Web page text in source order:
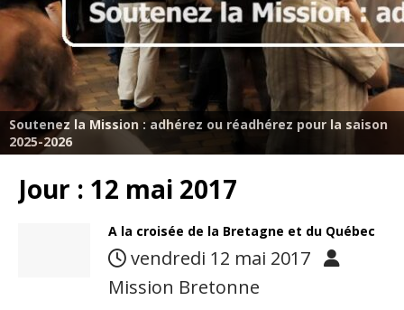
Soutenez la Mission : adhérez ou réadhérez pour la saison
2025-2026
Jour : 12 mai 2017
A la croisée de la Bretagne et du Québec
vendredi 12 mai 2017
Mission Bretonne